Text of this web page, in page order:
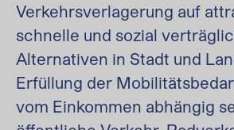
Verkehrsverlagerung auf
schnelle und sozial
Alternativen in Stadt und
Erfüllung der
vom Einkommen abhängig